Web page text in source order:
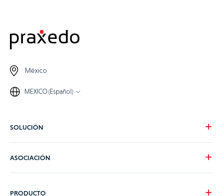
México
MEXICO (Español)
SOLUCIÓN
Tarifas
ASOCIACIÓN
PRODUCTO